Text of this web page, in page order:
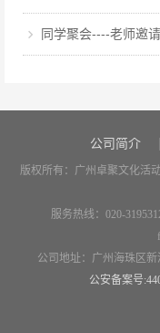
同学聚会----老师邀
公司简介
版权所有：广州卓聚文化活
服务热线：020-
公司地址：广州海珠区
公安备案号